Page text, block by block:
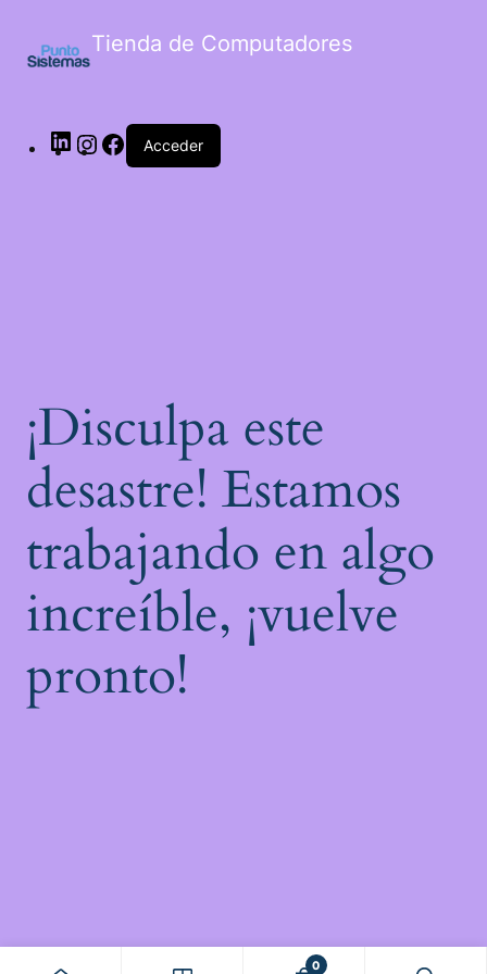
Tienda de Computadores
Acceder
¡Disculpa este
desastre! Estamos
trabajando en algo
increíble, ¡vuelve
pronto!
0